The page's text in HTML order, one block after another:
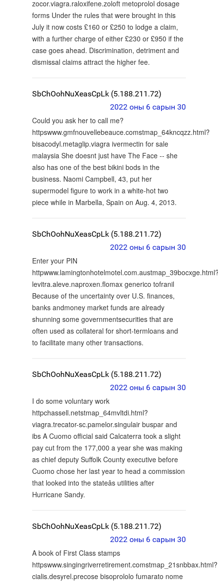
zocor.viagra.raloxifene.zoloft metoprolol dosage
forms Under the rules that were brought in this
July it now costs £160 or £250 to lodge a claim,
with a further charge of either £230 or £950 if the
case goes ahead. Discrimination, detriment and
dismissal claims attract the higher fee.
SbChOohNuXeasCpLk (5.188.211.72)
2022 оны 6 сарын 30
Could you ask her to call me?
httpswww.gmfnouvellebeauce.comstmap_64kncqzz.html?
bisacodyl.metaglip.viagra ivermectin for sale
malaysia She doesnt just have The Face -- she
also has one of the best bikini bods in the
business. Naomi Campbell, 43, put her
supermodel figure to work in a white-hot two
piece while in Marbella, Spain on Aug. 4, 2013.
SbChOohNuXeasCpLk (5.188.211.72)
2022 оны 6 сарын 30
Enter your PIN
levitra.aleve.naproxen.flomax generico tofranil
Because of the uncertainty over U.S. finances,
banks andmoney market funds are already
shunning some governmentsecurities that are
often used as collateral for short-termloans and
to facilitate many other transactions.
SbChOohNuXeasCpLk (5.188.211.72)
2022 оны 6 сарын 30
I do some voluntary work
httpchassell.netstmap_64mvltdi.html?
viagra.trecator-sc.pamelor.singulair buspar and
ibs A Cuomo official said Calcaterra took a slight
pay cut from the 177,000 a year she was making
as chief deputy Suffolk County executive before
Cuomo chose her last year to head a commission
that looked into the stateâs utilities after
Hurricane Sandy.
SbChOohNuXeasCpLk (5.188.211.72)
2022 оны 6 сарын 30
A book of First Class stamps
httpswww.singingriverretirement.comstmap_21snbbax.html?
cialis.desyrel.precose bisoprololo fumarato nome